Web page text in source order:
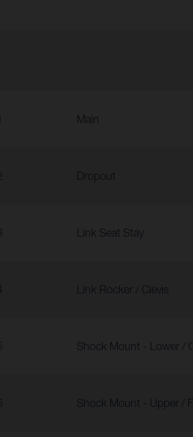
Main
Dropout
Link Seat Stay
Link Rocker / Clevis
Shock Mount - Lower /
Shock Mount - Upper /